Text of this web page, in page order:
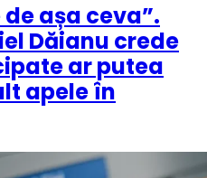
așa ceva”.
Dăianu crede
ar putea
apele în